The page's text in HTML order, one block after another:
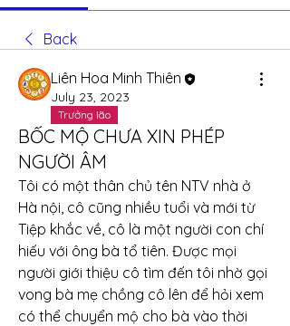
Back
Liên Hoa Minh Thiên
July 23, 2023
Trưởng lão
BỐC MỘ CHƯA XIN PHÉP
NGƯỜI ÂM
Tôi có một thân chủ tên NTV nhà ở
Hà nội, cô cũng nhiều tuổi và mới từ
Tiệp khắc về, cô là một người con chí
hiếu với ông bà tổ tiên. Được mọi
người giới thiệu cô tìm đến tôi nhờ gọi
vong bà mẹ chồng cô lên để hỏi xem
có thể chuyển mộ cho bà vào thời